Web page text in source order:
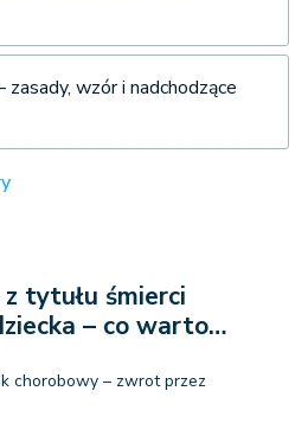
zasady, wzór i nadchodzące
tytułu śmierci
– co warto…
chorobowy – zwrot przez